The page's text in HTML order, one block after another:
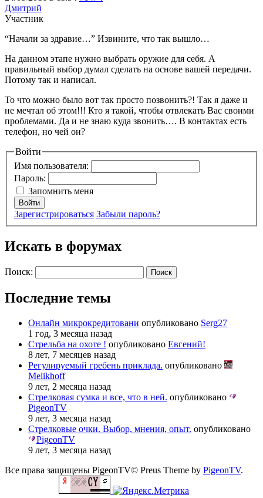
Дмитрий
Участник
“Начали за здравие…” Извините, что так вышло…
На данном этапе нужно выбрать оружие для себя. А
правильный выбор думал сделать на основе вашей передачи.
Потому так и написал.
То что можно было вот так просто позвонить?! Так я даже и
не мечтал об этом!!! Кто я такой, чтобы отвлекать Вас своими
проблемами. Да и не знаю куда звонить…. В контактах есть
телефон, но чей он?
Войти
Имя пользователя:
Пароль:
Запомнить меня
Войти
Зарегистрироваться Забыли пароль?
Искать в форумах
Поиск:
Последние темы
Онлайн микрокредитовани опубликовано Serg27
1 год, 3 месяца назад
Стрельба на охоте ! опубликовано Евгений!
8 лет, 7 месяцев назад
Регулируемый гребень приклада. опубликовано
Melikhoff
9 лет, 2 месяца назад
Стрелковая сумка и все, что в ней. опубликовано
PigeonTV
9 лет, 3 месяца назад
Стрелковые очки. Выбор, мнения, опыт. опубликовано
PigeonTV
9 лет, 3 месяца назад
Все права защищены PigeonTV© Preus Theme by PigeonTV.